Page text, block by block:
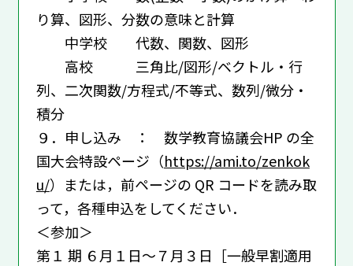
り算、図形、分数の意味と計算
中学校 代数、関数、図形
高校 三角比/図形/ベクトル・行
列、二次関数/方程式/不等式、数列/微分・
積分
９．申し込み ： 数学教育協議会HP の全
国大会特設ページ（https://ami.to/zenkok
u/）または，前ページの QR コードを読み取
って，各種申込をしてください．
＜参加＞
第１ 期 ６月１日〜７月３日［一般早割適用